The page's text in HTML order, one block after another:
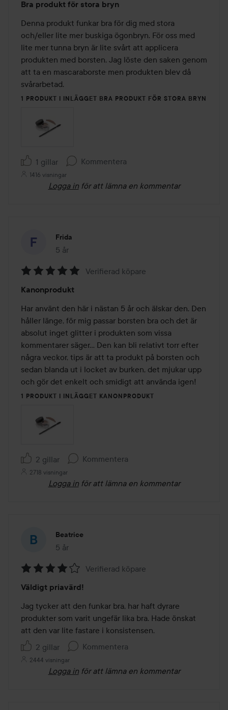
3
av
5
Bra produkt för stora bryn
Denna produkt funkar bra för dig med stora
och/eller lite mer buskiga ögonbryn. För oss med
lite mer tunna bryn är lite svårt att applicera
produkten med borsten. Jag löste den saken genom
att ta en mascaraborste men produkten blev då
svårarbetad.
1 PRODUKT I INLÄGGET BRA PRODUKT FÖR STORA BRYN
1 gillar Kommentera
1416 visningar
Logga in för att lämna en kommentar
Frida
5 år
Inlägget skapades 5 år
5
av
5
Verifierad köpare
Kanonprodukt
Har använt den här i nästan 5 år och älskar den. Den
håller länge, för mig passar borsten bra och det är
absolut inget glitter i produkten som vissa
kommentarer säger... Den kan bli relativt torr efter
några veckor, tips är att ta produkt på borsten och
sedan blanda ut i locket av burken, det mjukar upp
och gör det enkelt och smidigt att använda igen!
1 PRODUKT I INLÄGGET KANONPRODUKT
2 gillar Kommentera
2718 visningar
Logga in för att lämna en kommentar
Beatrice
5 år
Inlägget skapades 5 år
4
av
5
Verifierad köpare
Väldigt priavärd!
Jag tycker att den funkar bra, har haft dyrare
produkter som varit ungefär lika bra. Hade önskat
att den var lite fastare i konsistensen.
2 gillar
Kommentera
2444 visningar
Logga in för att lämna en kommentar